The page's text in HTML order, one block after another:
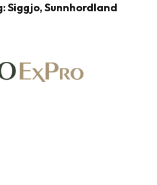
Siggjo, Sunnhordland